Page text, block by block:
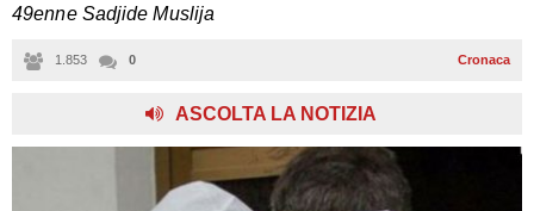
49enne Sadjide Muslija
1.853 0 Cronaca
ASCOLTA LA NOTIZIA